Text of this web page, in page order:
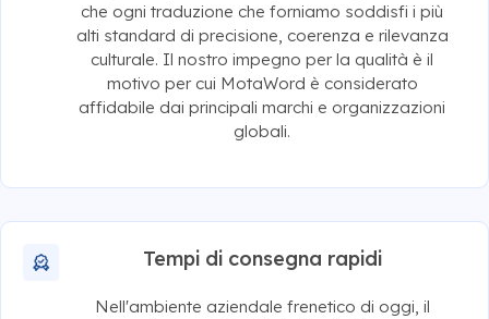
che ogni traduzione che forniamo soddisfi i più
alti standard di precisione, coerenza e rilevanza
culturale. Il nostro impegno per la qualità è il
motivo per cui MotaWord è considerato
affidabile dai principali marchi e organizzazioni
globali.
Tempi di consegna rapidi
Nell'ambiente aziendale frenetico di oggi, il